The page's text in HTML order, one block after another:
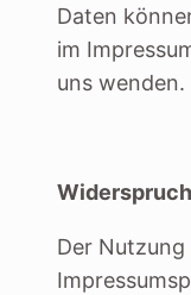
Daten
im
uns wenden.
Der